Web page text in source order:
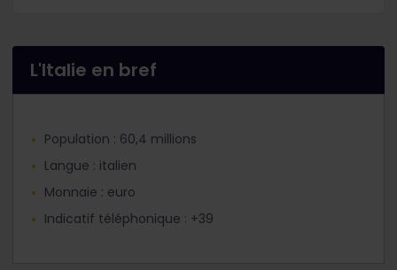
L'Italie en bref
Population : 60,4 millions
Langue : italien
Monnaie : euro
Indicatif téléphonique : +39